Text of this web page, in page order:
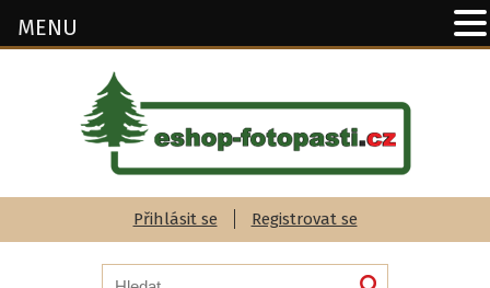
Přihlásit se Registrovat se
MENU